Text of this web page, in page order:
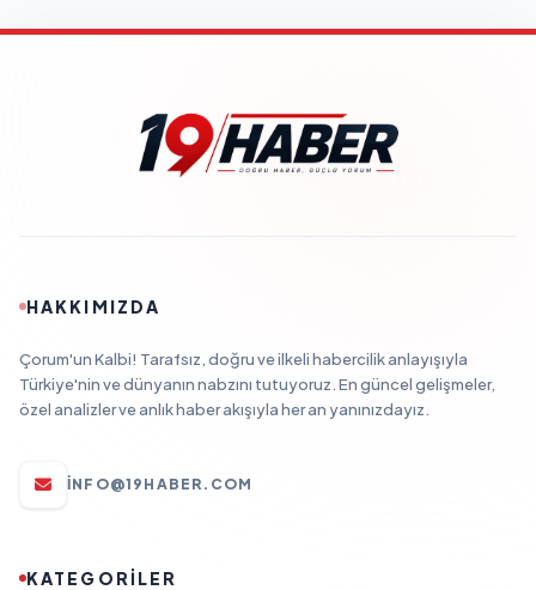
HAKKIMIZDA
Çorum'un Kalbi! Tarafsız, doğru ve ilkeli habercilik anlayışıyla
Türkiye'nin ve dünyanın nabzını tutuyoruz. En güncel gelişmeler,
özel analizler ve anlık haber akışıyla her an yanınızdayız.
INFO@19HABER.COM
KATEGORİLER